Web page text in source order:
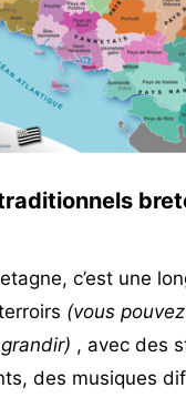
c’est une
(vous
, avec des
des musiques